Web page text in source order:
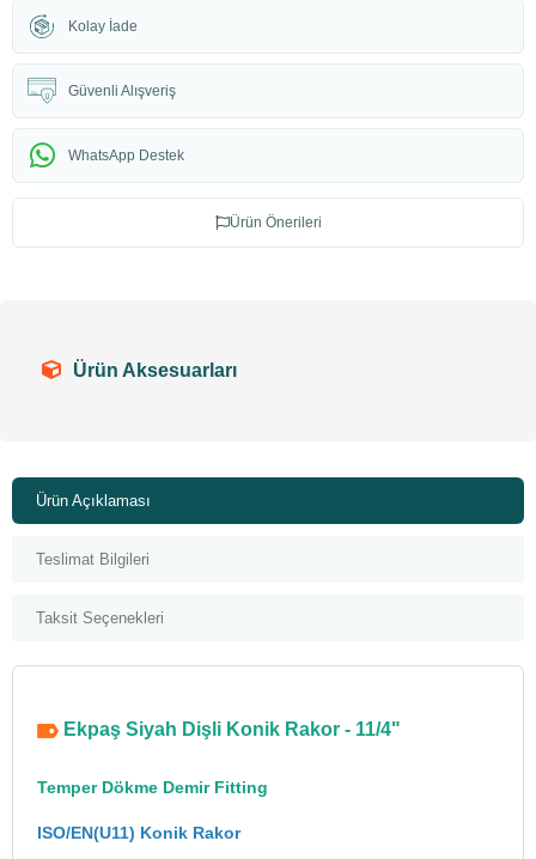
Kolay İade
Güvenli Alışveriş
WhatsApp Destek
Ürün Önerileri
Ürün Aksesuarları
Ürün Açıklaması
Teslimat Bilgileri
Taksit Seçenekleri
Ekpaş Siyah Dişli Konik Rakor - 11/4"
Temper Dökme Demir Fitting
ISO/EN(U11) Konik Rakor